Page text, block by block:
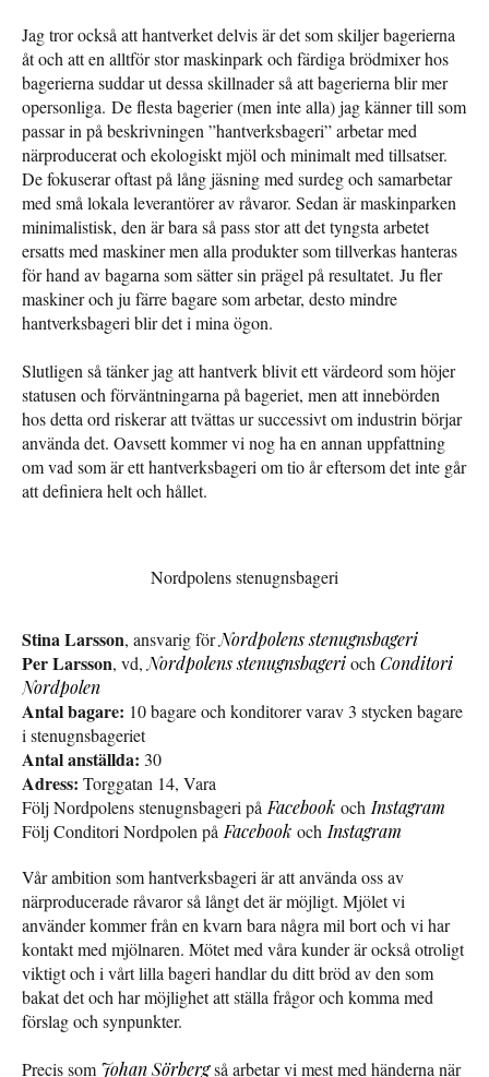
Jag tror också att hantverket delvis är det som skiljer bagerierna
åt och att en alltför stor maskinpark och färdiga brödmixer hos
bagerierna suddar ut dessa skillnader så att bagerierna blir mer
opersonliga. De flesta bagerier (men inte alla) jag känner till som
passar in på beskrivningen ”hantverksbageri” arbetar med
närproducerat och ekologiskt mjöl och minimalt med tillsatser.
De fokuserar oftast på lång jäsning med surdeg och samarbetar
med små lokala leverantörer av råvaror. Sedan är maskinparken
minimalistisk, den är bara så pass stor att det tyngsta arbetet
ersatts med maskiner men alla produkter som tillverkas hanteras
för hand av bagarna som sätter sin prägel på resultatet. Ju fler
maskiner och ju färre bagare som arbetar, desto mindre
hantverksbageri blir det i mina ögon.
Slutligen så tänker jag att hantverk blivit ett värdeord som höjer
statusen och förväntningarna på bageriet, men att innebörden
hos detta ord riskerar att tvättas ur successivt om industrin börjar
använda det. Oavsett kommer vi nog ha en annan uppfattning
om vad som är ett hantverksbageri om tio år eftersom det inte går
att definiera helt och hållet.
Nordpolens stenugnsbageri
Stina Larsson, ansvarig förNordpolens stenugnsbageri
Per Larsson, vd,Nordpolens stenugnsbageriochConditori
Nordpolen
Antal bagare: 10 bagare och konditorer varav 3 stycken bagare
i stenugnsbageriet
Antal anställda: 30
Adress: Torggatan 14, Vara
Följ Nordpolens stenugnsbageri påFacebook ochInstagram
Följ Conditori Nordpolen påFacebook ochInstagram
Vår ambition som hantverksbageri är att använda oss av
närproducerade råvaror så långt det är möjligt. Mjölet vi
använder kommer från en kvarn bara några mil bort och vi har
kontakt med mjölnaren. Mötet med våra kunder är också otroligt
viktigt och i vårt lilla bageri handlar du ditt bröd av den som
bakat det och har möjlighet att ställa frågor och komma med
förslag och synpunkter.
Precis som Johan Sörbergså arbetar vi mest med händerna när